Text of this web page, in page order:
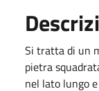
Si tratta di un
pietra
nel lato lungo